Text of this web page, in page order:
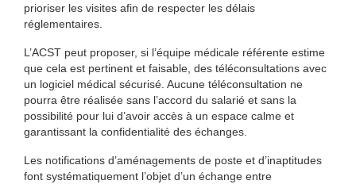
prioriser les visites afin de respecter les délais
réglementaires.
L’ACST peut proposer, si l’équipe médicale référente estime
que cela est pertinent et faisable, des téléconsultations avec
un logiciel médical sécurisé. Aucune téléconsultation ne
pourra être réalisée sans l’accord du salarié et sans la
possibilité pour lui d’avoir accès à un espace calme et
garantissant la confidentialité des échanges.
Les notifications d’aménagements de poste et d’inaptitudes
font systématiquement l’objet d’un échange entre